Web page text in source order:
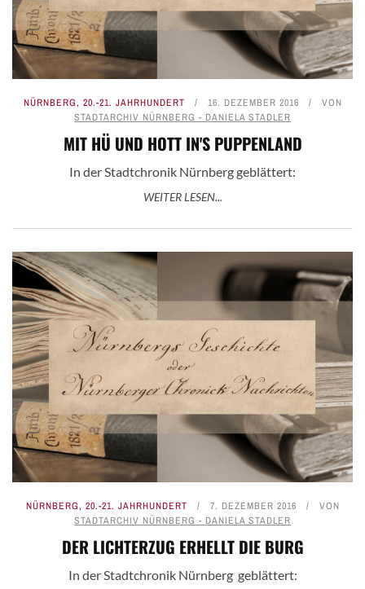
NÜRNBERG, 20.-21. JAHRHUNDERT 16. DEZEMBER 2016
VON
STADTARCHIV NÜRNBERG - DANIELA STADLER
MIT HÜ UND HOTT IN'S PUPPENLAND
In der Stadtchronik Nürnberg geblättert:
WEITER LESEN...
NÜRNBERG, 20.-21. JAHRHUNDERT 7. DEZEMBER 2016
VON
STADTARCHIV NÜRNBERG - DANIELA STADLER
DER LICHTERZUG ERHELLT DIE BURG
In der Stadtchronik Nürnberg geblättert: